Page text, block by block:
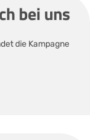
bei uns
die Kampagne